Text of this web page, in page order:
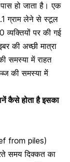
हो जाता है। एक
ग्राम लेने से स्टूल
पर की गई
की अच्छी मात्रा
समस्या में राहत
की समस्या में
कैसे होता है इसका
from piles)
समय दिक्कत का